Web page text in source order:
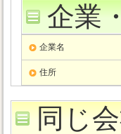
企業
企業名
住所
同じ